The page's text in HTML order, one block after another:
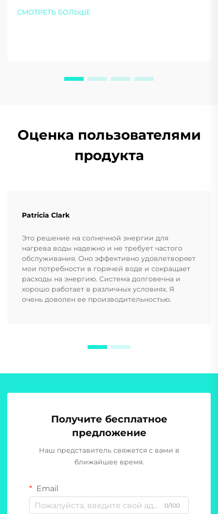
экономию — загрузите наш бесплатный
СМОТРЕТЬ БОЛЬШЕ
Оценка пользователями
продукта
Patricia Clark
Это решение на солнечной энергии для
нагрева воды надежно и не требует частого
обслуживания. Оно эффективно удовлетворяет
мои потребности в горячей воде и сокращает
расходы на энергию. Система долговечна и
хорошо работает в различных условиях. Я
очень доволен ее производительностью.
Получите бесплатное
предложение
Наш представитель свяжется с вами в
ближайшее время.
Email
0/100